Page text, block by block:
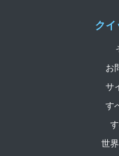
クイ
お
サ
す
世